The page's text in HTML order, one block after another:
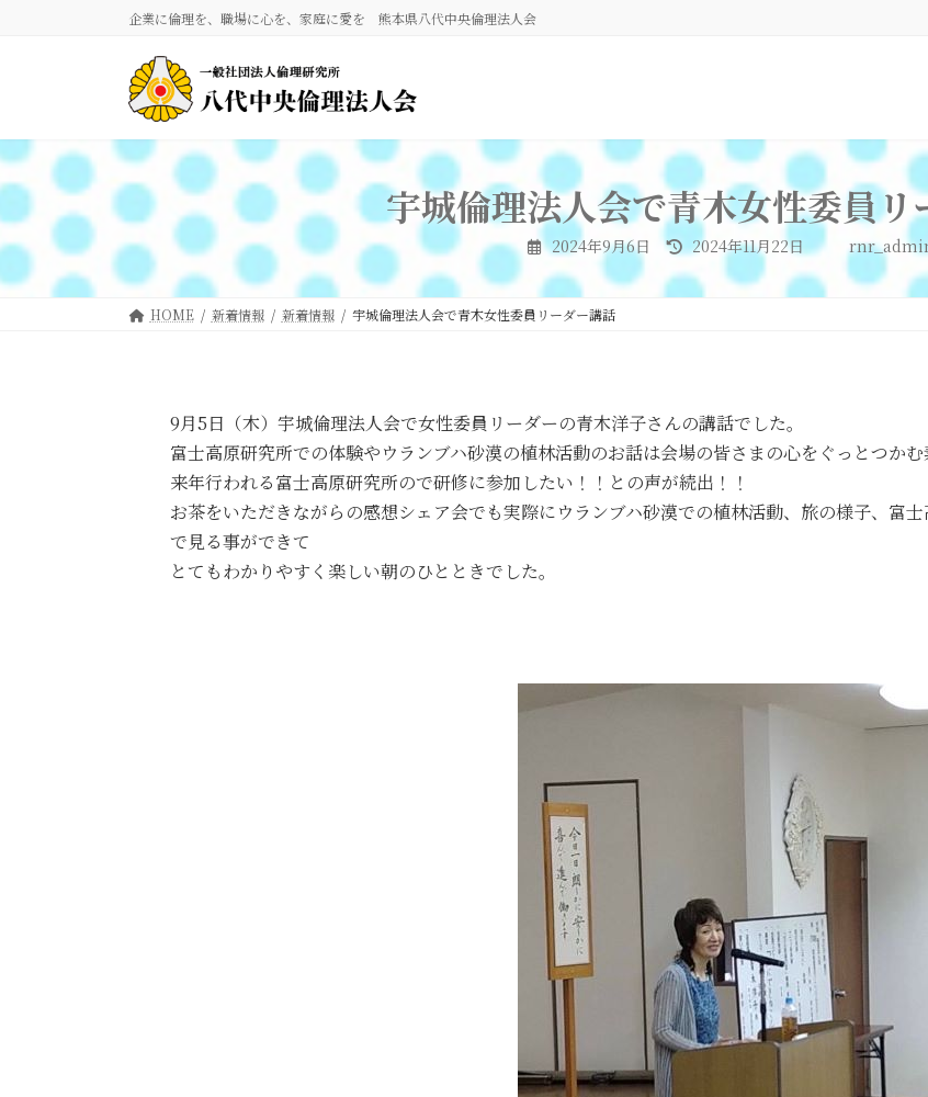
へ
ス
キ
ッ
プ
ョ
ン
に
移
動
企業に倫理を、職場に心を、家庭に愛を 熊本県八代中央倫理法人会
宇城倫理法人会で青木女性委員リ
2024年9月6日 最
終
更
新
2024年11月22日
HOME 新着情報 新着情報 宇城倫理法人会で青木女性委員リーダー講話
9月5日（木）宇城倫理法人会で女性委員リーダーの青木洋子さんの講話でした。
富士高原研究所での体験やウランブハ砂漠の植林活動のお話は会場の皆さまの心をぐっとつかむ
来年行われる富士高原研究所ので研修に参加したい！！との声が続出！！
お茶をいただきながらの感想シェア会でも実際にウランブハ砂漠での植林活動、旅の様子、富
で見る事ができて
とてもわかりやすく楽しい朝のひとときでした。